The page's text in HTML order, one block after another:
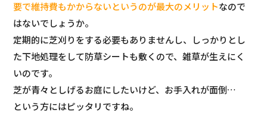
要で維持費もかからないというのが最大のメリットなので
はないでしょうか。
定期的に芝刈りをする必要もありませんし、しっかりとし
た下地処理をして防草シートも敷くので、雑草が生えにく
いのです。
芝が青々としげるお庭にしたいけど、お手入れが面倒…
という方にはピッタリですね。